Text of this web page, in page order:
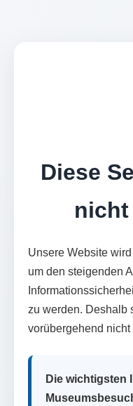
Diese
Unsere Website
um den steigenden
zu werden. Deshalb
vorübergehend nicht
Die wichtigsten